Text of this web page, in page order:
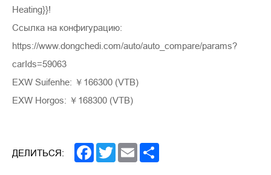
Heating}}!
Ссылка на конфигурацию:
https://www.dongchedi.com/auto/auto_compare/params?
carIds=59063
EXW Suifenhe: ￥166300 (VTB)
EXW Horgos: ￥168300 (VTB)
ДЕЛИТЬСЯ: Facebook
TwitterEmail